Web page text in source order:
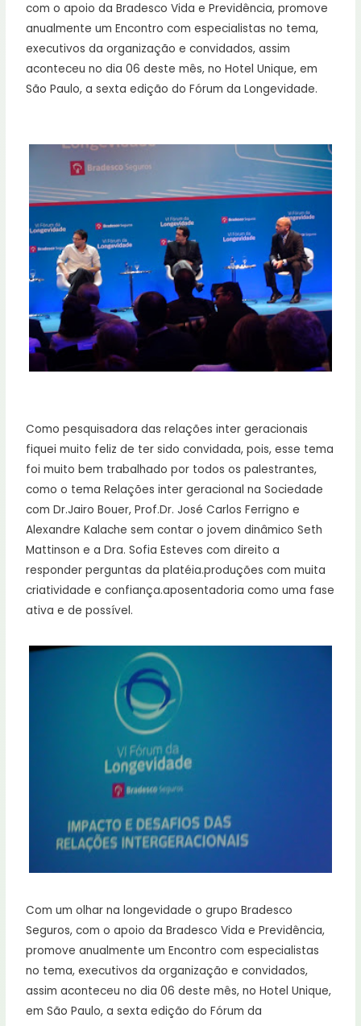
com o apoio da Bradesco Vida e Previdência, promove
anualmente um Encontro com especialistas no tema,
executivos da organização e convidados, assim
aconteceu no dia 06 deste mês, no Hotel Unique, em
São Paulo, a sexta edição do Fórum da Longevidade.
Como pesquisadora das relações inter geracionais
fiquei muito feliz de ter sido convidada, pois, esse tema
foi muito bem trabalhado por todos os palestrantes,
como o tema Relações inter geracional na Sociedade
com Dr.Jairo Bouer, Prof.Dr. José Carlos Ferrigno e
Alexandre Kalache sem contar o jovem dinâmico Seth
Mattinson e a Dra. Sofia Esteves com direito a
responder perguntas da platéia.produções com muita
criatividade e confiança.aposentadoria como uma fase
ativa e de possível.
Com um olhar na longevidade o grupo Bradesco
Seguros, com o apoio da Bradesco Vida e Previdência,
promove anualmente um Encontro com especialistas
no tema, executivos da organização e convidados,
assim aconteceu no dia 06 deste mês, no Hotel Unique,
em São Paulo, a sexta edição do Fórum da